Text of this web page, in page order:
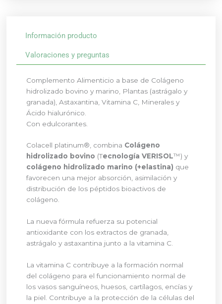
Información producto
Valoraciones y preguntas
Complemento Alimenticio a base de Colágeno
hidrolizado bovino y marino, Plantas (astrágalo y
granada), Astaxantina, Vitamina C, Minerales y
Ácido hialurónico.
Con edulcorantes.
Colacell platinum®, combina Colágeno
hidrolizado bovino (Tecnología VERISOL™) y
colágeno hidrolizado marino (+elastina) que
favorecen una mejor absorción, asimilación y
distribución de los péptidos bioactivos de
colágeno.
La nueva fórmula refuerza su potencial
antioxidante con los extractos de granada,
astrágalo y astaxantina junto a la vitamina C.
La vitamina C contribuye a la formación normal
del colágeno para el funcionamiento normal de
los vasos sanguíneos, huesos, cartílagos, encías y
la piel. Contribuye a la protección de la células del